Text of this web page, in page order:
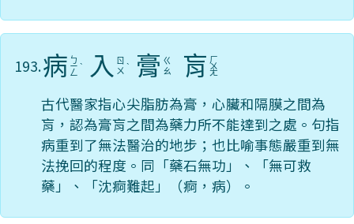
193.病 ㄅ
ㄧ
ㄥ
ˋ 入
ㄖ
ㄨ ˋ 膏 ㄍ
ㄠ
肓 ㄏ
ㄨ
ㄤ
古代醫家指心尖脂肪為膏，心臟和隔膜之間為
肓，認為膏肓之間為藥力所不能達到之處。句指
病重到了無法醫治的地步；也比喻事態嚴重到無
法挽回的程度。同「藥石無功」、「無可救
藥」、「沈痾難起」（痾，病）。